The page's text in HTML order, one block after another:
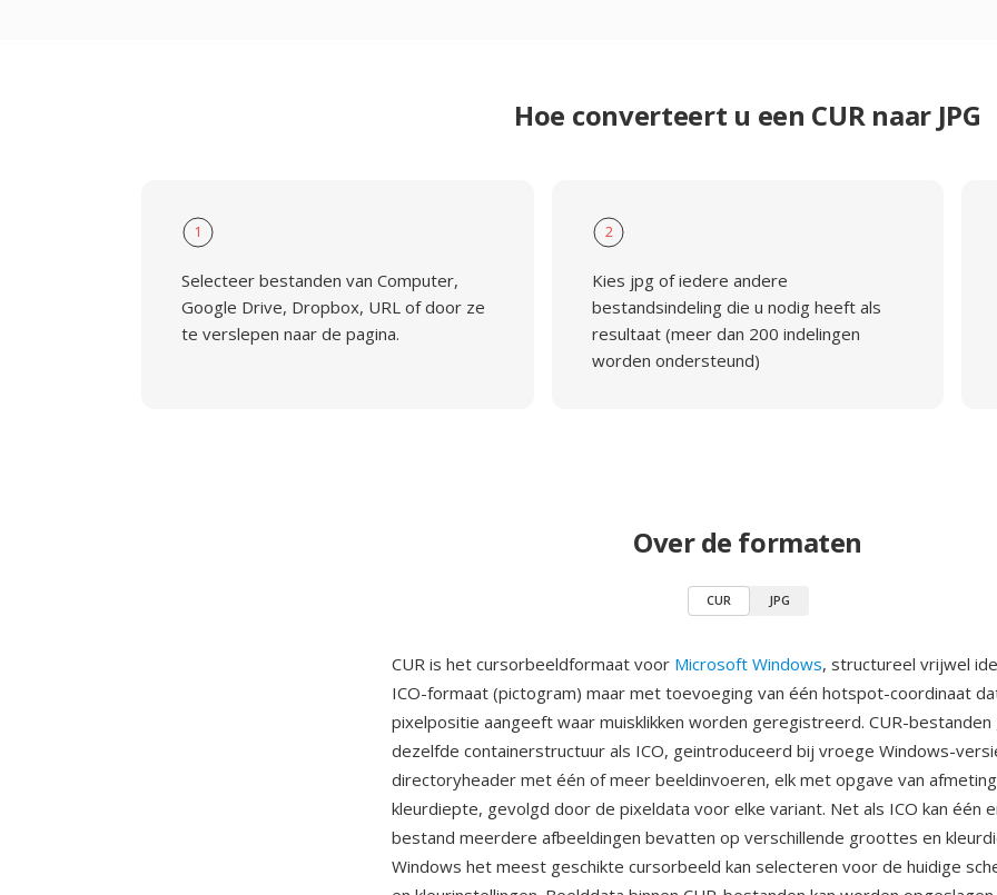
Hoe converteert u een CUR naar JPG
1
Selecteer bestanden van Computer,
Google Drive, Dropbox, URL of door ze
te verslepen naar de pagina.
2
Kies jpg of iedere andere
bestandsindeling die u nodig heeft als
resultaat (meer dan 200 indelingen
worden ondersteund)
Over de formaten
CUR JPG
CUR is het cursorbeeldformaat voor Microsoft Windows, structureel vrijwel
ICO-formaat (pictogram) maar met toevoeging van één hotspot-coordinaat
pixelpositie aangeeft waar muisklikken worden geregistreerd. CUR-bestanden
dezelfde containerstructuur als ICO, geintroduceerd bij vroege Windows-
directoryheader met één of meer beeldinvoeren, elk met opgave van
kleurdiepte, gevolgd door de pixeldata voor elke variant. Net als ICO kan één
bestand meerdere afbeeldingen bevatten op verschillende groottes en
Windows het meest geschikte cursorbeeld kan selecteren voor de huidige